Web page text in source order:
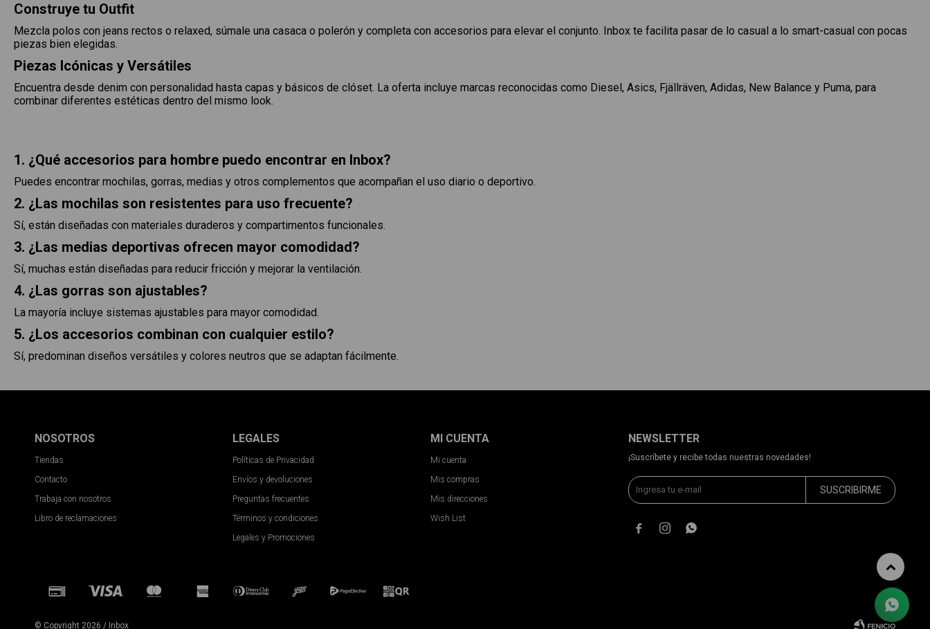
Construye tu Outfit
Mezcla polos con jeans rectos o relaxed, súmale una casaca o polerón y completa con accesorios para elevar el conjunto. Inbox te facilita pasar de lo casual a lo smart-casual con pocas
piezas bien elegidas.
Piezas Icónicas y Versátiles
Encuentra desde denim con personalidad hasta capas y básicos de clóset. La oferta incluye marcas reconocidas como Diesel, Asics, Fjällräven, Adidas, New Balance y Puma, para
combinar diferentes estéticas dentro del mismo look.
1. ¿Qué accesorios para hombre puedo encontrar en Inbox?
Puedes encontrar mochilas, gorras, medias y otros complementos que acompañan el uso diario o deportivo.
2. ¿Las mochilas son resistentes para uso frecuente?
Sí, están diseñadas con materiales duraderos y compartimentos funcionales.
3. ¿Las medias deportivas ofrecen mayor comodidad?
Sí, muchas están diseñadas para reducir fricción y mejorar la ventilación.
4. ¿Las gorras son ajustables?
La mayoría incluye sistemas ajustables para mayor comodidad.
5. ¿Los accesorios combinan con cualquier estilo?
Sí, predominan diseños versátiles y colores neutros que se adaptan fácilmente.
NOSOTROS
Tiendas
Contacto
Trabaja con nosotros
Libro de reclamaciones
LEGALES
Políticas de Privacidad
Envíos y devoluciones
Preguntas frecuentes
Términos y condiciones
Legales y Promociones
MI CUENTA
Mi cuenta
Mis compras
Mis direcciones
Wish List
NEWSLETTER
¡Suscríbete y recibe todas nuestras novedades!
SUSCRIBIRME
  
© Copyright 2026 / Inbox